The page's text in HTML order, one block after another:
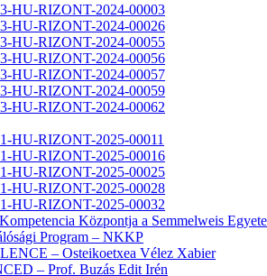
HU-RIZONT-2024-00003
HU-RIZONT-2024-00026
HU-RIZONT-2024-00055
HU-RIZONT-2024-00056
HU-RIZONT-2024-00057
HU-RIZONT-2024-00059
HU-RIZONT-2024-00062
HU-RIZONT-2025-00011
HU-RIZONT-2025-00016
HU-RIZONT-2025-00025
HU-RIZONT-2025-00028
HU-RIZONT-2025-00032
Központja a Semmelweis
Program – NKKP
– Osteikoetxea Vélez Xabier
– Prof. Buzás Edit Irén